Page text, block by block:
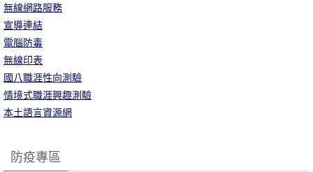
無線網路服務
宣導連結
電腦防毒
無線印表
國八職涯性向測驗
情境式職涯興趣測驗
本土語言資源網
防疫專區